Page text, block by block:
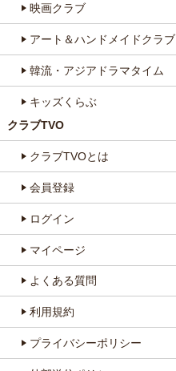
映画クラブ
アート＆ハンドメイドクラブ
韓流・アジアドラマタイム
キッズくらぶ
クラブTVO
クラブTVOとは
会員登録
ログイン
マイページ
よくある質問
利用規約
プライバシーポリシー